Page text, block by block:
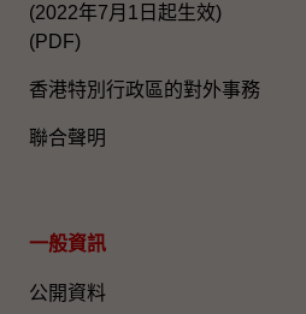
(2022年7月1日起生效)
(PDF)
香港特別行政區的對外事務
聯合聲明
一般資訊​
公開資料